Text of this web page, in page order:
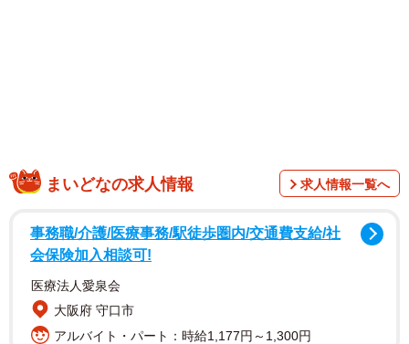
あまり知らない同僚への結婚祝いは複雑な気分？ ※画像はイメージで
す（Peak River/stock.adobe.com）
まいどなの求人情報 求人情報一覧へ
事務職/介護/医療事務/駅徒歩圏内/交通費支給/社
会保険加入相談可!
医療法人愛泉会
大阪府 守口市
アルバイト・パート：時給1,177円～1,300円